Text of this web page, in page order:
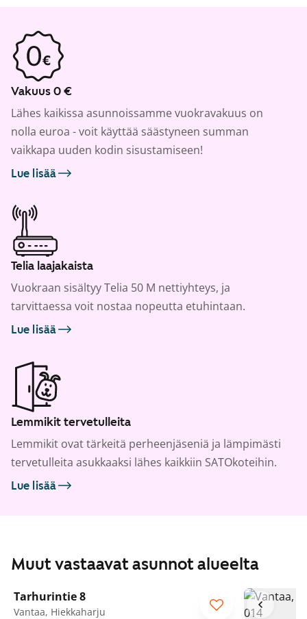
Vakuus 0 €
Lähes kaikissa asunnoissamme vuokravakuus on
nolla euroa - voit käyttää säästyneen summan
vaikkapa uuden kodin sisustamiseen!
Lue lisää
Telia laajakaista
Vuokraan sisältyy Telia 50 M nettiyhteys, ja
tarvittaessa voit nostaa nopeutta etuhintaan.
Lue lisää
Lemmikit tervetulleita
Lemmikit ovat tärkeitä perheenjäseniä ja lämpimästi
tervetulleita asukkaaksi lähes kaikkiin SATOkoteihin.
Lue lisää
Muut vastaavat asunnot alueelta
Tarhurintie 8
Vantaa, Hiekkaharju